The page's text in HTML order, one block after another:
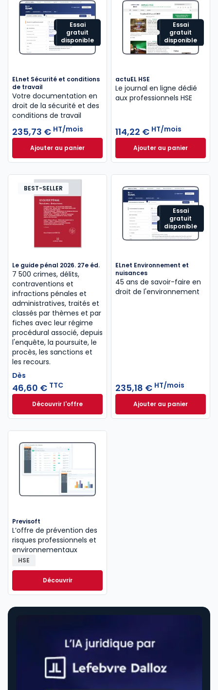
Essai
gratuit
disponible
ELnet Sécurité et conditions
de travail
Votre documentation en
droit de la sécurité ​et des
conditions de travail
235,73 € HT/mois
Ajouter au panierELnet Sécurité et conditions de travail à 235,73 €
Essai
gratuit
disponible
actuEL HSE
Le journal en ligne dédié
aux professionnels HSE
114,22 € HT/mois
Ajouter au panier
actuEL HSE à
BEST-SELLER
Le guide pénal 2026. 27e éd.
7 500 crimes, délits,
contraventions et
infractions pénales et
administratives, traités et
classés par thèmes et par
fiches avec leur régime
procédural associé, depuis
l'enquête, la poursuite, le
procès, les sanctions et
les recours.
Dès
46,60 € TTC
Découvrir l'offreLe guide pénal 2026. 27e éd. à partir de
Dès
Essai
gratuit
disponible
ELnet Environnement et
nuisances
45 ans de savoir-faire en
droit de l'environnement
235,18 € HT/mois
Ajouter au panier
ELnet
Previsoft
L’offre de prévention des
risques professionnels et
environnementaux
HSE
Découvrir